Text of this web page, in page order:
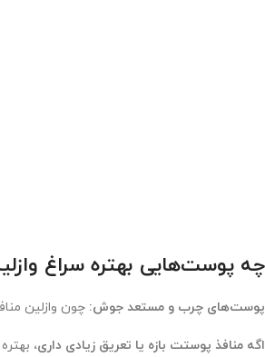
چه پوست‌هایی بهتره سراغ
پوست‌های چرب و مستعد جوش: چون وازلین
اگه منافذ پوستت بازه یا تعریق زیادی داری،